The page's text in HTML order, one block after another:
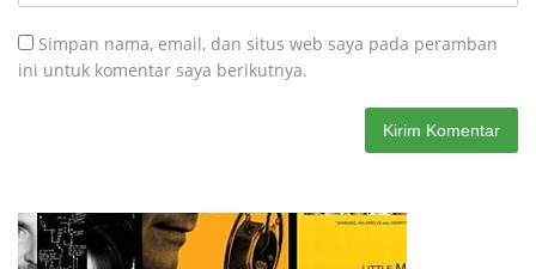
Simpan nama, email, dan situs web saya pada peramban
ini untuk komentar saya berikutnya.